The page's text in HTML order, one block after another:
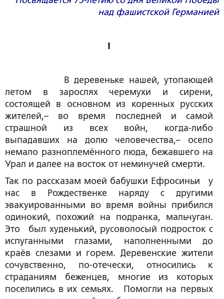
над фашистской Германией
В деревеньке нашей, утопающей
летом в зарослях черемухи и сирени,
состоящей в основном из коренных русских
жителей,– во время последней и самой
страшной из всех войн, когда-либо
выпадавших на долю человечества,– осело
немало разноплемённого люда, бежавшего на
Урал и далее на восток от неминучей смерти.
Так по рассказам моей бабушки Ефросиньи у
нас в Рождественке наряду с другими
эвакуированными во время войны прибился
одинокий, похожий на подранка, мальчуган.
Это был худенький, русоволосый подросток с
испуганными глазами, наполненными до
краёв слезами и горем. Деревенские жители
сочувственно, по-отечески, относились к
страданиям беженцев, многие из которых
поселились в их семьях. Помогли на первых